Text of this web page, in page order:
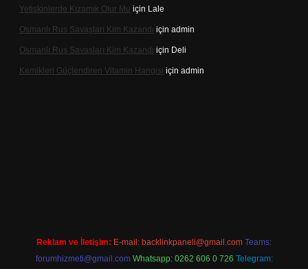
Yetişkinlerde Kızamık Olur Mu için Lale
Osmanlı Rus Savaşları Kim Kazandı için admin
Osmanlı Rus Savaşları Kim Kazandı için Deli
Kemikleri Güçlendiren Vitamin Hangisi için admin
Reklam ve İletişim: E-mail: backlinkpaneli@gmail.com Teams:
forumhizmeti@gmail.com Whatsapp: 0262 606 0 726 Telegram: